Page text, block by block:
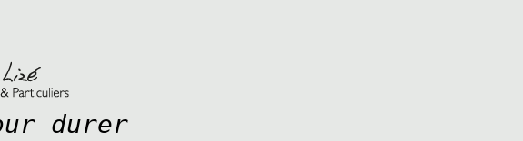
durer